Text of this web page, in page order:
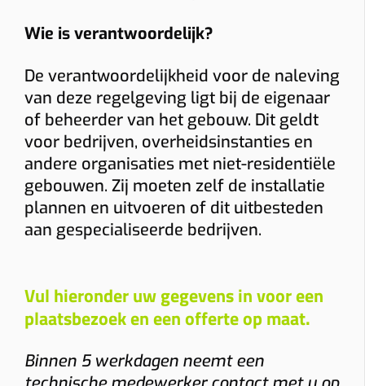
Wie is verantwoordelijk?
De verantwoordelijkheid voor de naleving
van deze regelgeving ligt bij de eigenaar
of beheerder van het gebouw. Dit geldt
voor bedrijven, overheidsinstanties en
andere organisaties met niet-residentiële
gebouwen. Zij moeten zelf de installatie
plannen en uitvoeren of dit uitbesteden
aan gespecialiseerde bedrijven.
Vul hieronder uw gegevens in voor een
plaatsbezoek en een offerte op maat.
Binnen 5 werkdagen neemt een